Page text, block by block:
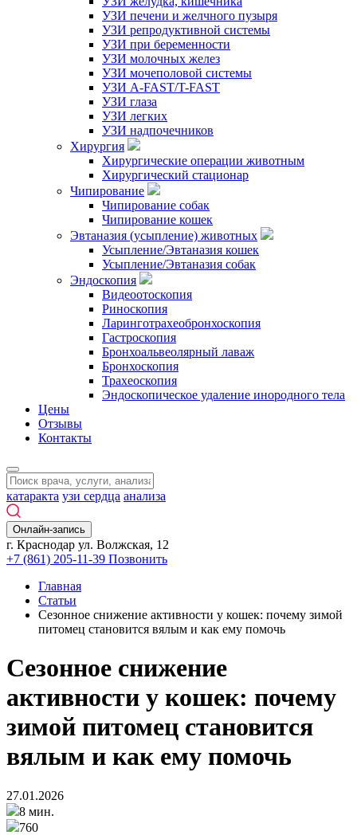
УЗИ печени и желчного пузыря
УЗИ репродуктивной системы
УЗИ при беременности
УЗИ молочных желез
УЗИ мочеполовой системы
УЗИ A-FAST/T-FAST
УЗИ глаза
УЗИ легких
УЗИ надпочечников
Хирургия
Хирургические операции животным
Хирургический стационар
Чипирование
Чипирование собак
Чипирование кошек
Эвтаназия (усыпление) животных
Усыпление/Эвтаназия кошек
Усыпление/Эвтаназия собак
Эндоскопия
Видеоотоскопия
Риноскопия
Ларинготрахеобронхоскопия
Гастроскопия
Бронхоальвеолярный лаваж
Бронхоскопия
Трахеоскопия
Эндоскопическое удаление инородного тела
Цены
Отзывы
Контакты
катаракта узи сердца анализа
Онлайн-запись
г. Краснодар ул. Волжская, 12
+7 (861) 205-11-39 Позвонить
Главная
Статьи
Сезонное снижение активности у кошек: почему зимой
питомец становится вялым и как ему помочь
Сезонное снижение
активности у кошек: почему
зимой питомец становится
вялым и как ему помочь
27.01.2026
8 мин.
760